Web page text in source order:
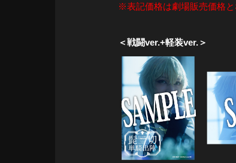
※表記価格は劇場販売価格
＜戦闘ver.+軽装ver.＞